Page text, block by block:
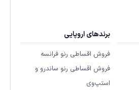
برندهای اروپایی
فروش اقساطی رنو فرانسه
فروش اقساطی رنو ساندرو و
استپ‌وی